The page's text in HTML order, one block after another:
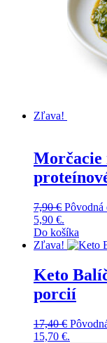
Zľava!
Morčacie
7,90€ Pôvodná
5,90 €.
Do košíka
Zľava!
Keto
porcií
17,40€
15,70 €.